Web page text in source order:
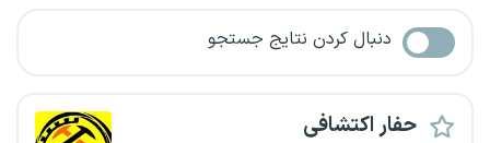
دنبال کردن نتایج جستجو
حفار اکتشافی